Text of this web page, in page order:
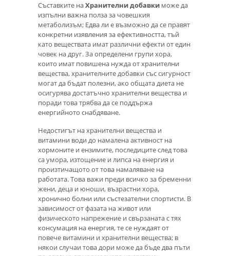
Съставките наХранителни добавки може да
изпълни важна полза за човешкия
метаболизъм; Едва ли е възможно да се правят
конкретни изявления за ефективността, тъй
като веществата имат различни ефекти от един
човек на друг. За определени групи хора,
които имат повишена нужда от хранителни
вещества, хранителните добавки със сигурност
могат да бъдат полезни, ако общата диета не
осигурява достатъчно хранителни вещества и
поради това трябва да се поддържа
енергийното снабдяване.
Недостигът на хранителни вещества и
витамини води до намалена активност на
хормоните и ензимите, последиците след това
са умора, изтощение и липса на енергия и
произтичащото от това намаляване на
работата. Това важи преди всичко за бременни
жени, деца и юноши, възрастни хора,
хронично болни или състезателни спортисти. В
зависимост от фазата на живот или
физическото напрежение и свързаната с тях
консумация на енергия, те се нуждаят от
повече витамини и хранителни вещества; в
някои случаи това дори може да бъде два пъти